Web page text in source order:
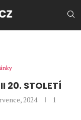
20. STOLETÍ
2024
1